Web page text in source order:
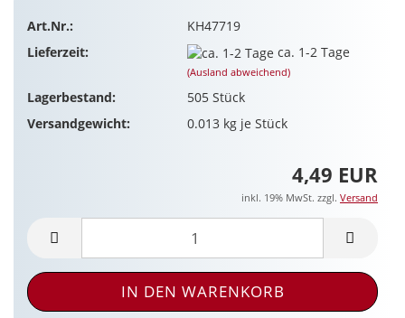
Art.Nr.:
KH47719
Lieferzeit:
ca. 1-2 Tage
(Ausland abweichend)
Lagerbestand: 505 Stück
Versandgewicht:
0.013 kg je Stück
4,49 EUR
inkl. 19% MwSt. zzgl. Versand